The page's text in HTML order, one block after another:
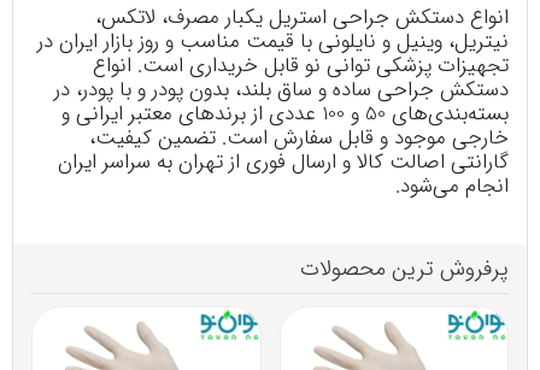
انواع دستکش جراحی استریل یکبار مصرف، لاتکس،
نیتریل، وینیل و نایلونی با قیمت مناسب و روز بازار ایران در
تجهیزات پزشکی توانی نو قابل خریداری است. انواع
دستکش جراحی ساده و ساق بلند، بدون پودر و با پودر، در
بسته‌بندی‌های 50 و 100 عددی از برندهای معتبر ایرانی و
خارجی موجود و قابل سفارش است. تضمین کیفیت،
گارانتی اصالت کالا و ارسال فوری از تهران به سراسر ایران
انجام می‌شود.
پرفروش ترین محصولات